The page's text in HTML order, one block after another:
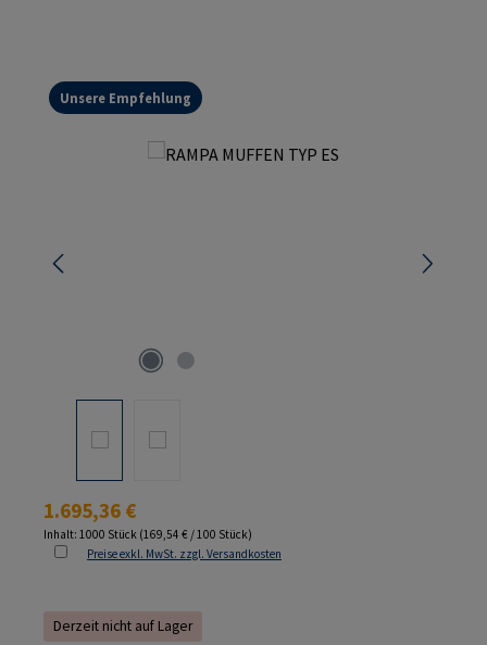
Unsere Empfehlung
Bildergalerie überspringen
Regulärer Preis:
1.695,36 €
Inhalt: 1000 Stück (169,54 € / 100 Stück)
Preise exkl. MwSt. zzgl. Versandkosten
Derzeit nicht auf Lager